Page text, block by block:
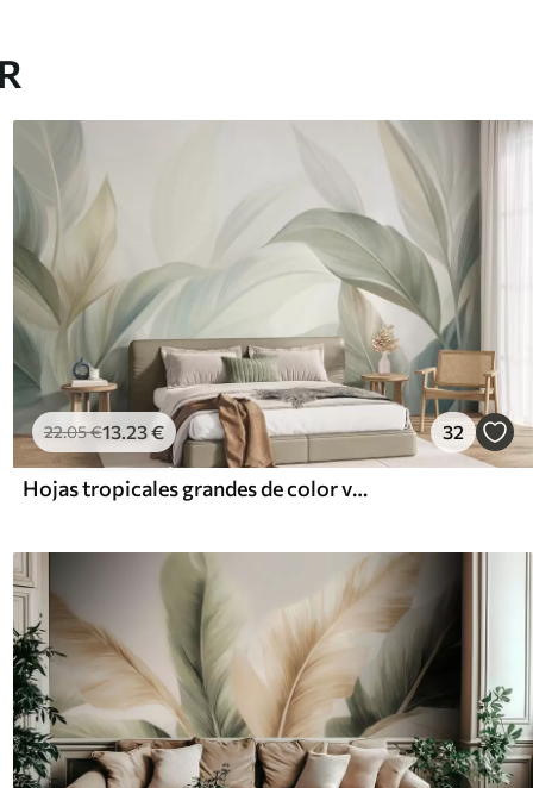
22.05€13.23€ 32
Hojas tropicales grandes de color verde pálido con tonos suaves y pasteles, obra de arte con textura